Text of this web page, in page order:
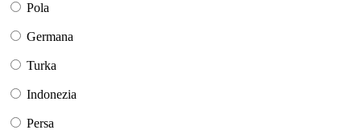
Pola
Germana
Turka
Indonezia
Persa